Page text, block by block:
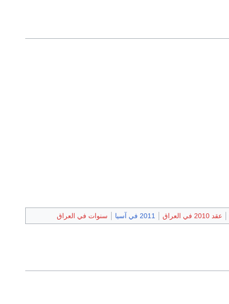
عقد 2010 في العراق 2011 في آسيا سنوات في العراق